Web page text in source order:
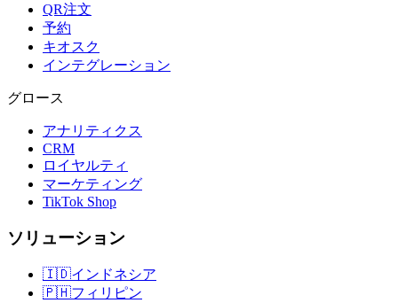
QR注文
予約
キオスク
インテグレーション
グロース
アナリティクス
CRM
ロイヤルティ
マーケティング
TikTok Shop
ソリューション
🇮🇩インドネシア
🇵🇭フィリピン